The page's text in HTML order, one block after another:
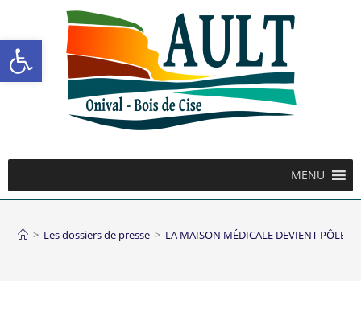
Ouvrir la barre d’outils
MENU
> Les dossiers de presse > LA MAISON MÉDICALE DEVIENT PÔLE